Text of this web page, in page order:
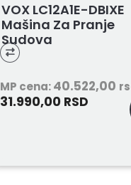
VOX LC12A1E-DBIXE
Mašina Za Pranje
Sudova
MP cena:40.522,00
31.990,00 RSD